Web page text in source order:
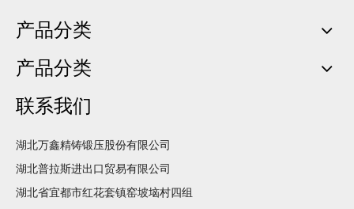
产品分类
产品分类
联系我们
湖北万鑫精铸锻压股份有限公司
湖北普拉斯进出口贸易有限公司
湖北省宜都市红花套镇窑坡垴村四组